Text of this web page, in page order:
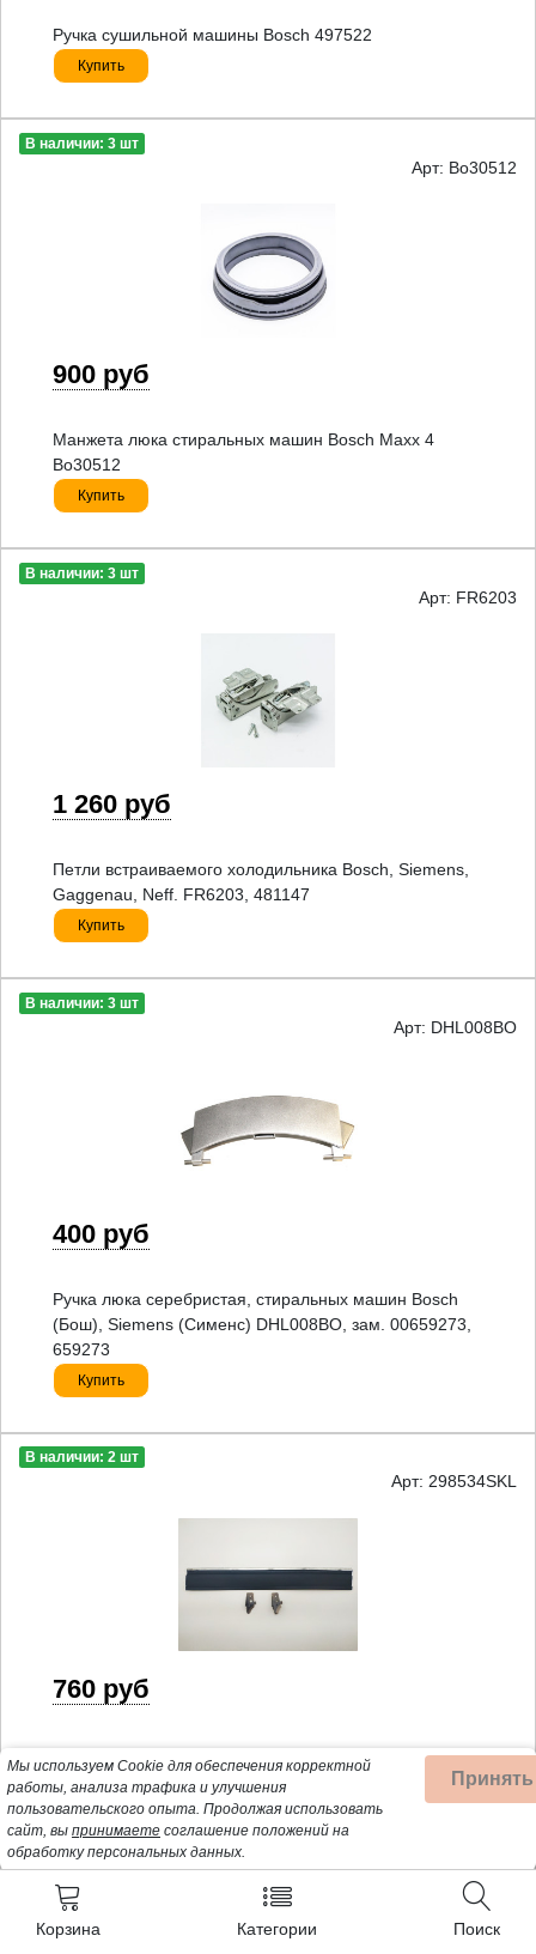
Корзина Категории Поиск
Ручка сушильной машины Bosch 497522
Купить
В наличии: 3 шт
Арт: Bo30512
900 руб
Манжета люка стиральных машин Bosch Maxx 4
Bo30512
Купить
В наличии: 3 шт
Арт: FR6203
1 260 руб
Петли встраиваемого холодильника Bosch, Siemens,
Gaggenau, Neff. FR6203, 481147
Купить
В наличии: 3 шт
Арт: DHL008BO
400 руб
Ручка люка серебристая, стиральных машин Bosch
(Бош), Siemens (Сименс) DHL008BO, зам. 00659273,
659273
Купить
В наличии: 2 шт
Арт: 298534SKL
760 руб
Уплотнитель для ПММ Bosch, Siemens, Neff, 298534,
GSK503BO
Купить
В наличии: 2 шт
Арт: Bo5003
Мы используем Cookie для обеспечения корректной
работы, анализа трафика и улучшения
пользовательского опыта. Продолжая использовать
сайт, вы принимаете соглашение положений на
обработку персональных данных.
Принять